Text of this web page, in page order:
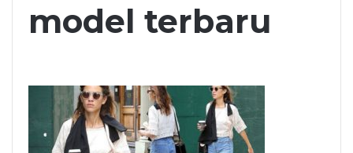
model terbaru